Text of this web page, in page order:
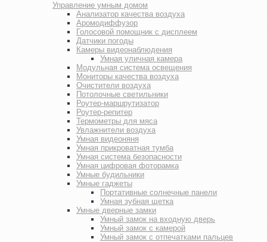
Управление умным домом
Анализатор качества воздуха
Аромодиффузор
Голосовой помощник с дисплеем
Датчики погоды
Камеры видеонаблюдения
Умная уличная камера
Модульная система освещения
Мониторы качества воздуха
Очистители воздуха
Потолочные светильники
Роутер-маршрутизатор
Роутер-репитер
Термометры для мяса
Увлажнители воздуха
Умная видеоняня
Умная прикроватная тумба
Умная система безопасности
Умная цифровая фоторамка
Умные будильники
Умные гаджеты
Портативные солнечные панели
Умная зубная щетка
Умные дверные замки
Умный замок на входную дверь
Умный замок с камерой
Умный замок с отпечатками пальцев